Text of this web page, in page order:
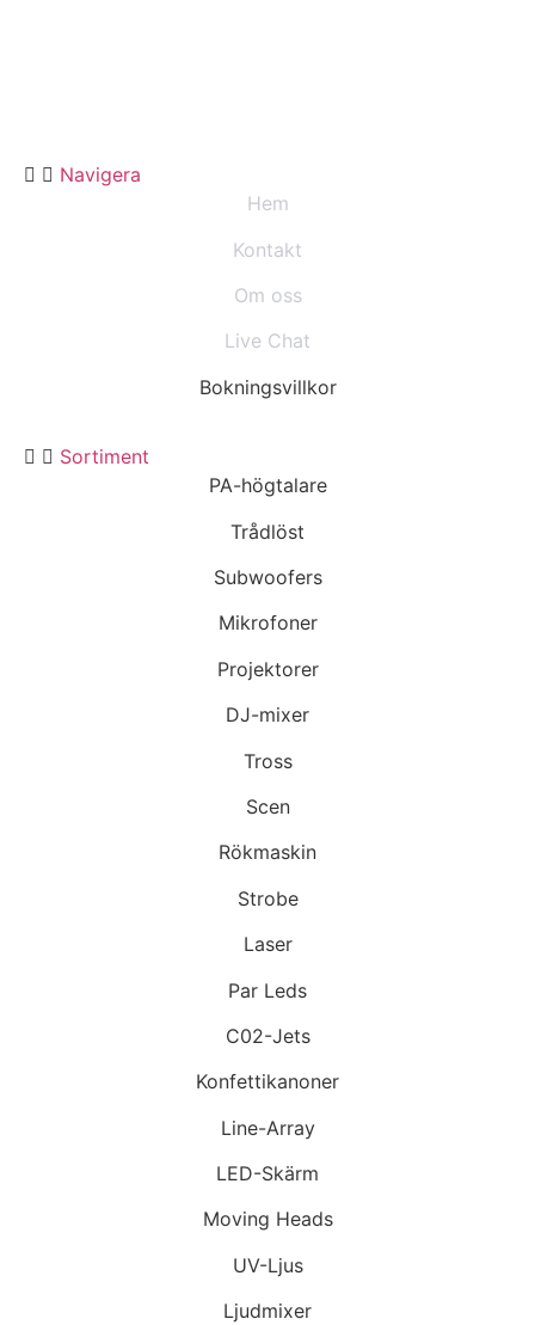
Navigera
Hem
Kontakt
Om oss
Live Chat
Bokningsvillkor
Sortiment
PA-högtalare
Trådlöst
Subwoofers
Mikrofoner
Projektorer
DJ-mixer
Tross
Scen
Rökmaskin
Strobe
Laser
Par Leds
C02-Jets
Konfettikanoner
Line-Array
LED-Skärm
Moving Heads
UV-Ljus
Ljudmixer